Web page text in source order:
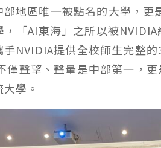
部地區唯一被點名的大學，
「AI東海」之所以被
NVIDIA提供全校師生完整
僅聲望、聲量是中部第一，
學。